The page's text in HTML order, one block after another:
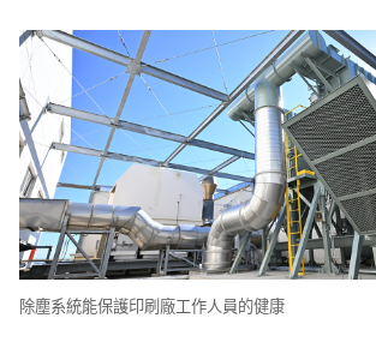
除塵系統能保護印刷廠工作人員的健康